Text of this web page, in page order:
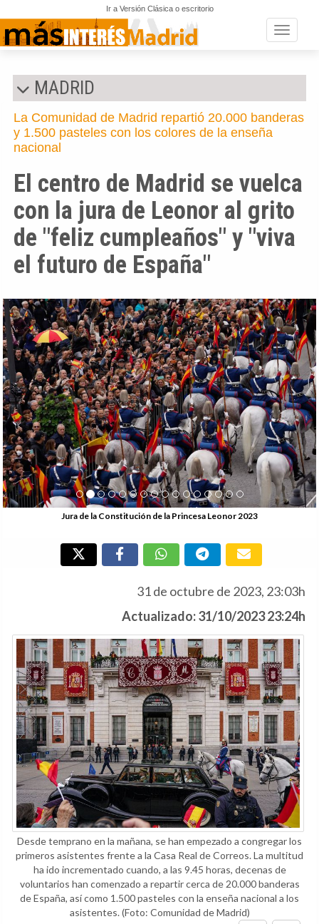
Ir a Versión Clásica o escritorio
Toggle
MADRID
La Comunidad de Madrid repartió 20.000 banderas
y 1.500 pasteles con los colores de la enseña
nacional
El centro de Madrid se vuelca
con la jura de Leonor al grito
de "feliz cumpleaños" y "viva
el futuro de España"
Jura de la Constitución de la Princesa Leonor 2023
Anterior
31 de octubre de 2023, 23:03h
Actualizado: 31/10/2023 23:24h
Desde temprano en la mañana, se han empezado a congregar los
primeros asistentes frente a la Casa Real de Correos. La multitud
ha ido incrementado cuando, a las 9.45 horas, decenas de
voluntarios han comenzado a repartir cerca de 20.000 banderas
de España, así como 1.500 pasteles con la enseña nacional a los
asistentes.(Foto: Comunidad de Madrid)